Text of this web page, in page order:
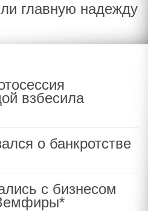
главную надежду
взбесила
о банкротстве
с бизнесом